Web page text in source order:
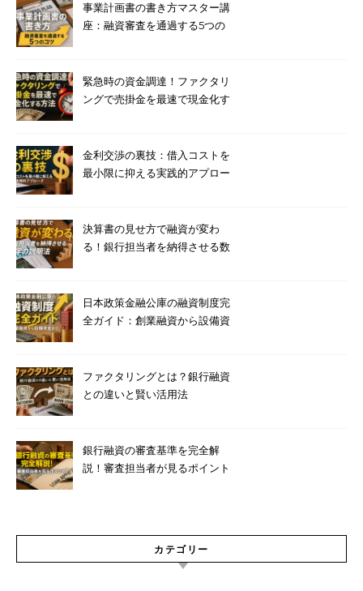
事業計画書の書き方マスター講
座：融資審査を通過する5つの
緊急時の資金調達！ファクタリ
ングで売掛金を最速で現金化す
金利交渉の裏技：借入コストを
最小限に抑える実践的アプロー
決算書の見せ方で融資が変わ
る！銀行担当者を納得させる数
日本政策金融公庫の融資制度完
全ガイド：創業融資から設備資
ファクタリングとは？銀行融資
との違いと賢い活用法
銀行融資の審査基準を完全解
説！審査担当者が見るポイント
カテゴリー